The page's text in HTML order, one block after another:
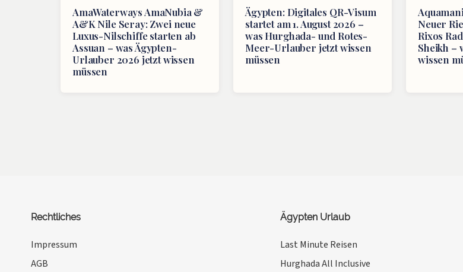
AmaWaterways AmaNubia &
A&K Nile Seray: Zwei neue
Luxus-Nilschiffe starten ab
Assuan – was Ägypten-
Urlauber 2026 jetzt wissen
müssen
Ägypten: Digitales QR-Visum
startet am 1. August 2026 –
was Hurghada- und Rotes-
Meer-Urlauber jetzt wissen
müssen
Neuer
Rixos
Sheikh –
wissen
Rechtliches
Impressum
AGB
Ägypten Urlaub
Last Minute Reisen
Hurghada All Inclusive